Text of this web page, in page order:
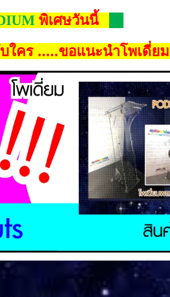
พิเศษวันนี้
ใคร .....ขอแนะนำโพเดี่ย